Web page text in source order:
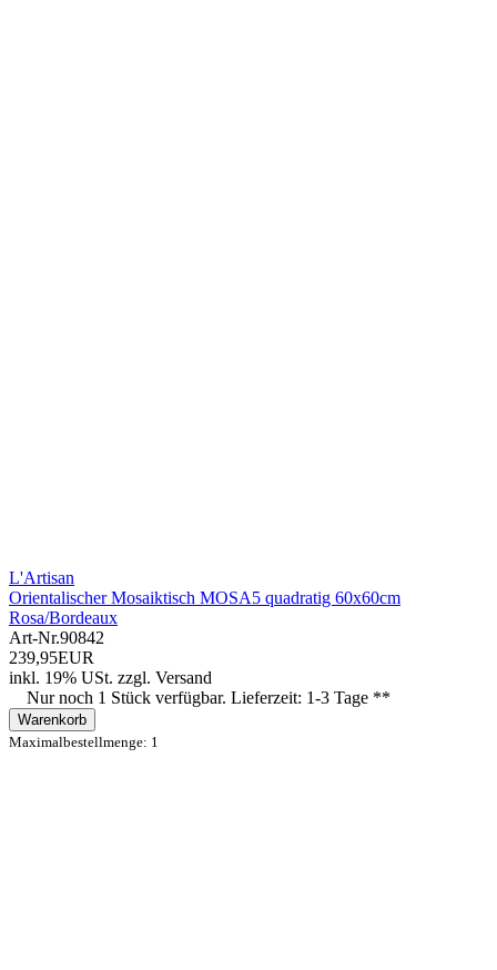
L'Artisan
Orientalischer Mosaiktisch MOSA5 quadratig 60x60cm
Rosa/Bordeaux
Art-Nr.90842
239,95EUR
inkl. 19% USt. zzgl. Versand
Nur noch 1 Stück verfügbar. Lieferzeit: 1-3 Tage **
Warenkorb
Maximalbestellmenge: 1